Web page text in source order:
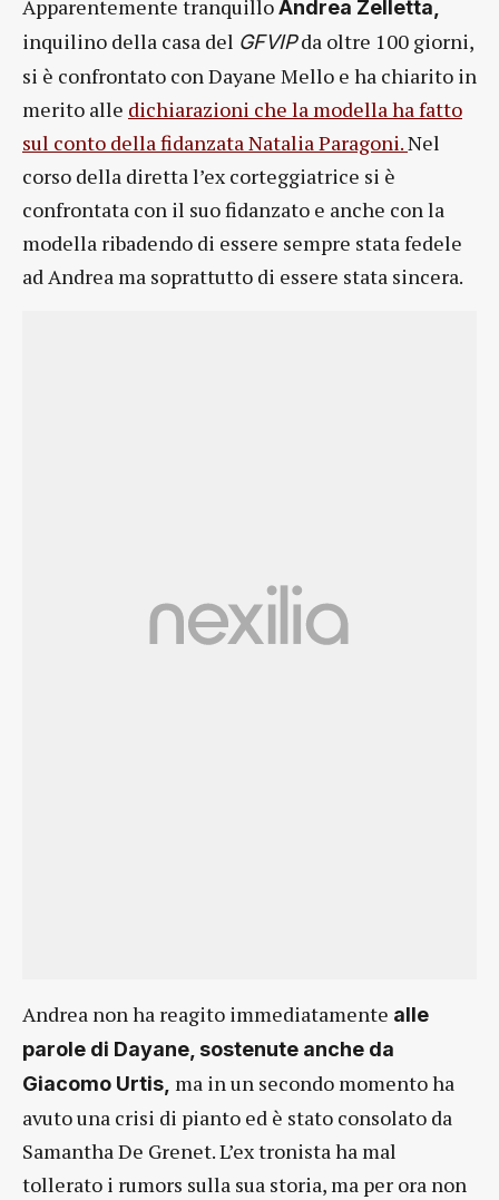
Apparentemente tranquilloAndrea Zelletta,
inquilino della casa del GFVIPda oltre 100 giorni,
si è confrontato con Dayane Mello e ha chiarito in
merito alle dichiarazioni che la modella ha fatto
sul conto della fidanzata Natalia Paragoni.Nel
corso della diretta l’ex corteggiatrice si è
confrontata con il suo fidanzato e anche con la
modella ribadendo di essere sempre stata fedele
ad Andrea ma soprattutto di essere stata sincera.
Andrea non ha reagito immediatamente alle
parole di Dayane, sostenute anche da
Giacomo Urtis, ma in un secondo momento ha
avuto una crisi di pianto ed è stato consolato da
Samantha De Grenet. L’ex tronista ha mal
tollerato i rumors sulla sua storia, ma per ora non